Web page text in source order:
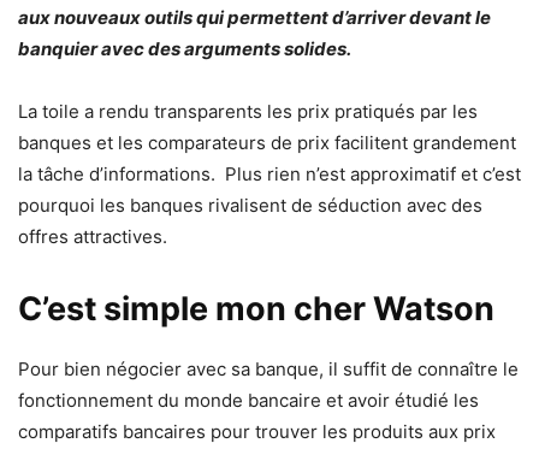
aux nouveaux outils qui permettent d’arriver devant le
banquier avec des arguments solides.
La toile a rendu transparents les prix pratiqués par les
banques et les comparateurs de prix facilitent grandement
la tâche d’informations. Plus rien n’est approximatif et c’est
pourquoi les banques rivalisent de séduction avec des
offres attractives.
C’est simple mon cher Watson
Pour bien négocier avec sa banque, il suffit de connaître le
fonctionnement du monde bancaire et avoir étudié les
comparatifs bancaires pour trouver les produits aux prix